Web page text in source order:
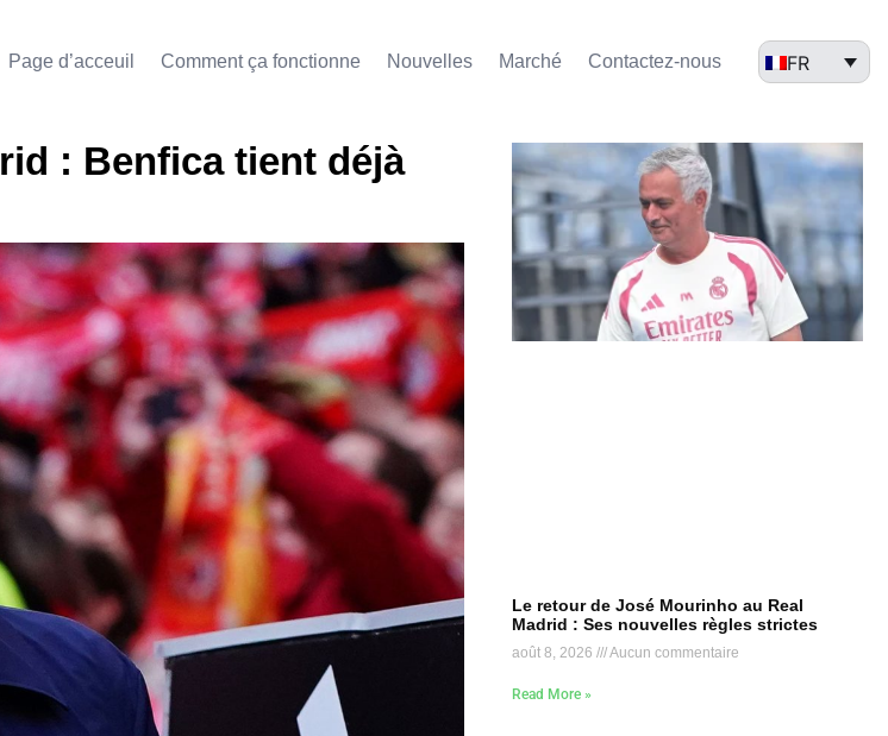
Page d’acceuil Comment ça fonctionne Nouvelles Marché​ Contactez-nous FR
: Benfica tient déjà
Le retour de José Mourinho au Real
Madrid : Ses nouvelles règles strictes
août 8, 2026 Aucun commentaire
Read More »